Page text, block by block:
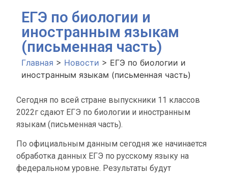
ЕГЭ по биологии и
иностранным языкам
(письменная часть)
Главная > Новости > ЕГЭ по биологии и
иностранным языкам (письменная часть)
Сегодня по всей стране выпускники 11 классов
2022г сдают ЕГЭ по биологии и иностранным
языкам (письменная часть).
По официальным данным сегодня же начинается
обработка данных ЕГЭ по русскому языку на
федеральном уровне. Результаты будут